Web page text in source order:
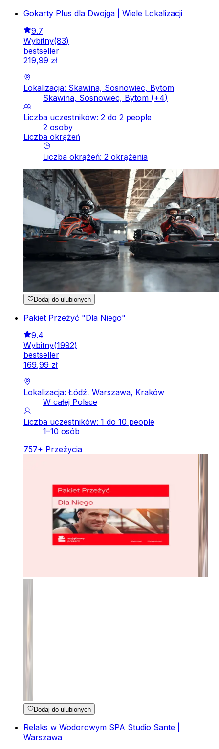
Gokarty Plus dla Dwojga | Wiele Lokalizacji
9.7
Wybitny(83)
bestseller
219,99 zł
Lokalizacja: Skawina, Sosnowiec, Bytom
Skawina, Sosnowiec, Bytom (+4)
Liczba uczestników: 2 do 2 people
2 osoby
Liczba okrążeń
Liczba okrążeń: 2 okrążenia
Dodaj do ulubionych
Pakiet Przeżyć "Dla Niego"
9.4
Wybitny(1992)
bestseller
169,99 zł
Lokalizacja: Łódź, Warszawa, Kraków
W całej Polsce
Liczba uczestników: 1 do 10 people
1–10 osób
757+ Przeżycia
Dodaj do ulubionych
Relaks w Wodorowym SPA Studio Sante |
Warszawa